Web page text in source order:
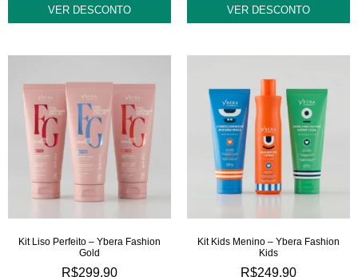
VER DESCONTO VER DESCONTO
Kit Liso Perfeito – Ybera Fashion
Gold
R$299,90
Kit Kids Menino – Ybera Fashion
Kids
R$249,90